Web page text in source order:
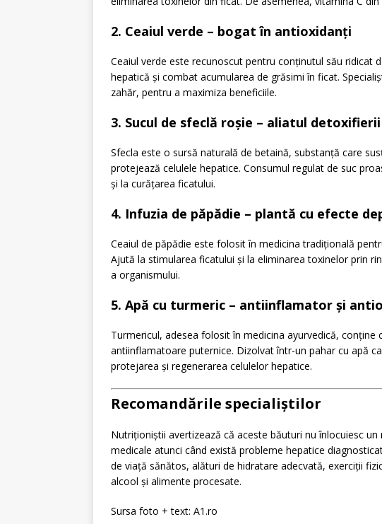
2. Ceaiul verde – bogat în antioxidanți
Ceaiul verde este recunoscut pentru conținutul său ridicat
hepatică și combat acumularea de grăsimi în ficat.
zahăr, pentru a maximiza beneficiile.
3. Sucul de sfeclă roșie – aliatul detoxifierii
Sfecla este o sursă naturală de betaină, substanță care
protejează celulele hepatice. Consumul regulat de suc
și la curățarea ficatului.
4. Infuzia de păpădie – plantă cu efecte
Ceaiul de păpădie este folosit în medicina tradițională
Ajută la stimularea ficatului și la eliminarea toxinelor prin
a organismului.
5. Apă cu turmeric – antiinflamator și
Turmericul, adesea folosit în medicina ayurvedică, conține
antiinflamatoare puternice. Dizolvat într-un pahar cu apă
protejarea și regenerarea celulelor hepatice.
Recomandările specialiștilor
Nutriționiștii avertizează că aceste băuturi nu înlocuiesc
medicale atunci când există probleme hepatice
de viață sănătos, alături de hidratare adecvată, exerciții
alcool și alimente procesate.
Sursa foto + text: A1.ro